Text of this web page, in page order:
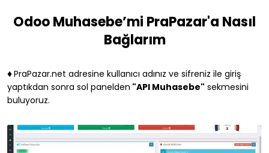
Odoo Muhasebe’mi PraPazar'a Nasıl
Bağlarım
♦PraPazar.net adresine kullanıcı adınız ve sifreniz ile giriş
yaptıkdan sonra sol panelden "API Muhasebe" sekmesini
buluyoruz.